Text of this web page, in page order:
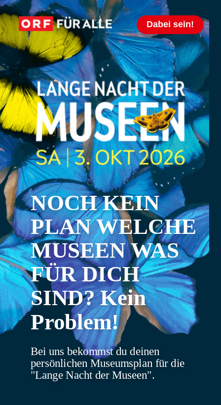
Dabei sein!
NOCH KEIN
PLAN WELCHE
MUSEEN WAS
FÜR DICH
SIND? Kein
Problem!
Bei uns bekommst du deinen
persönlichen Museumsplan für die
"Lange Nacht der Museen".